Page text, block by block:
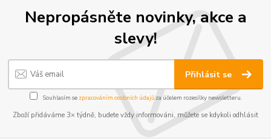
Nepropásněte novinky, akce a
slevy!
Přihlásit se
Souhlasím se zpracováním osobních údajůza účelem rozesílky newsletteru.
Zboží přidáváme 3× týdně, budete vždy informováni, můžete se kdykoli odhlásit